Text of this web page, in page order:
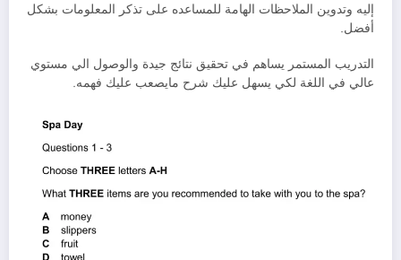
إليه وتدوين الملاحظات الهامة للمساعده على تذكر المعلومات بشكل
أفضل.
التدريب المستمر يساهم في تحقيق نتائج جيدة والوصول الي مستوي
عالي في اللغة لكي يسهل عليك شرح مايصعب عليك فهمه.